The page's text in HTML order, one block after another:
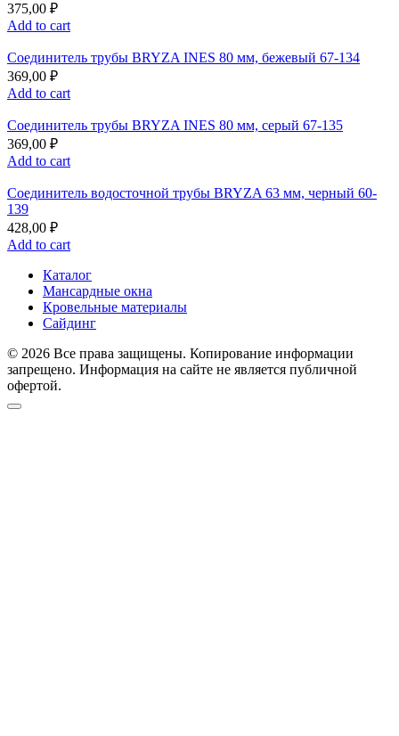
375,00 ₽
Add to cart
Соединитель трубы BRYZA INES 80 мм, бежевый 67-134
369,00 ₽
Add to cart
Соединитель трубы BRYZA INES 80 мм, серый 67-135
369,00 ₽
Add to cart
Соединитель водосточной трубы BRYZA 63 мм, черный 60-
139
428,00 ₽
Add to cart
Каталог
Мансардные окна
Кровельные материалы
Сайдинг
© 2026 Все права защищены. Копирование информации
запрещено. Информация на сайте не является публичной
офертой.